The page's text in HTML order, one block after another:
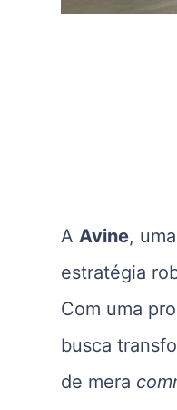
AAvine,
estratégia
Com uma
busca
de mera